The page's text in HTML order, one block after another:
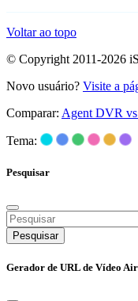
Voltar ao topo
© Copyright 2011-2026
Novo usuário? Visite a
Comparar: Agent DVR
Tema:
Pesquisar
Pesquisar
Gerador de URL de Vídeo